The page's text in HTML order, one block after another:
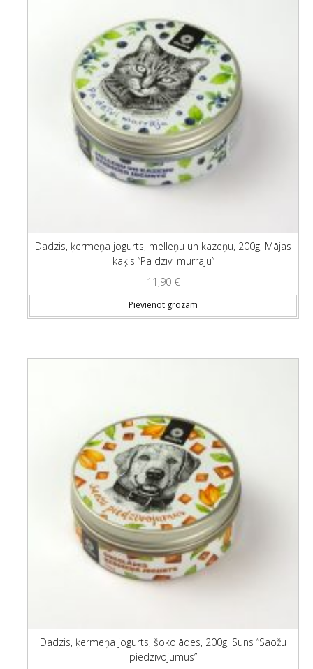
Dadzis, ķermeņa jogurts, melleņu un kazeņu, 200g, Mājas
kaķis “Pa dzīvi murrāju”
11,90 €
Pievienot grozam
Dadzis, ķermeņa jogurts, šokolādes, 200g, Suns “Saožu
piedzīvojumus”